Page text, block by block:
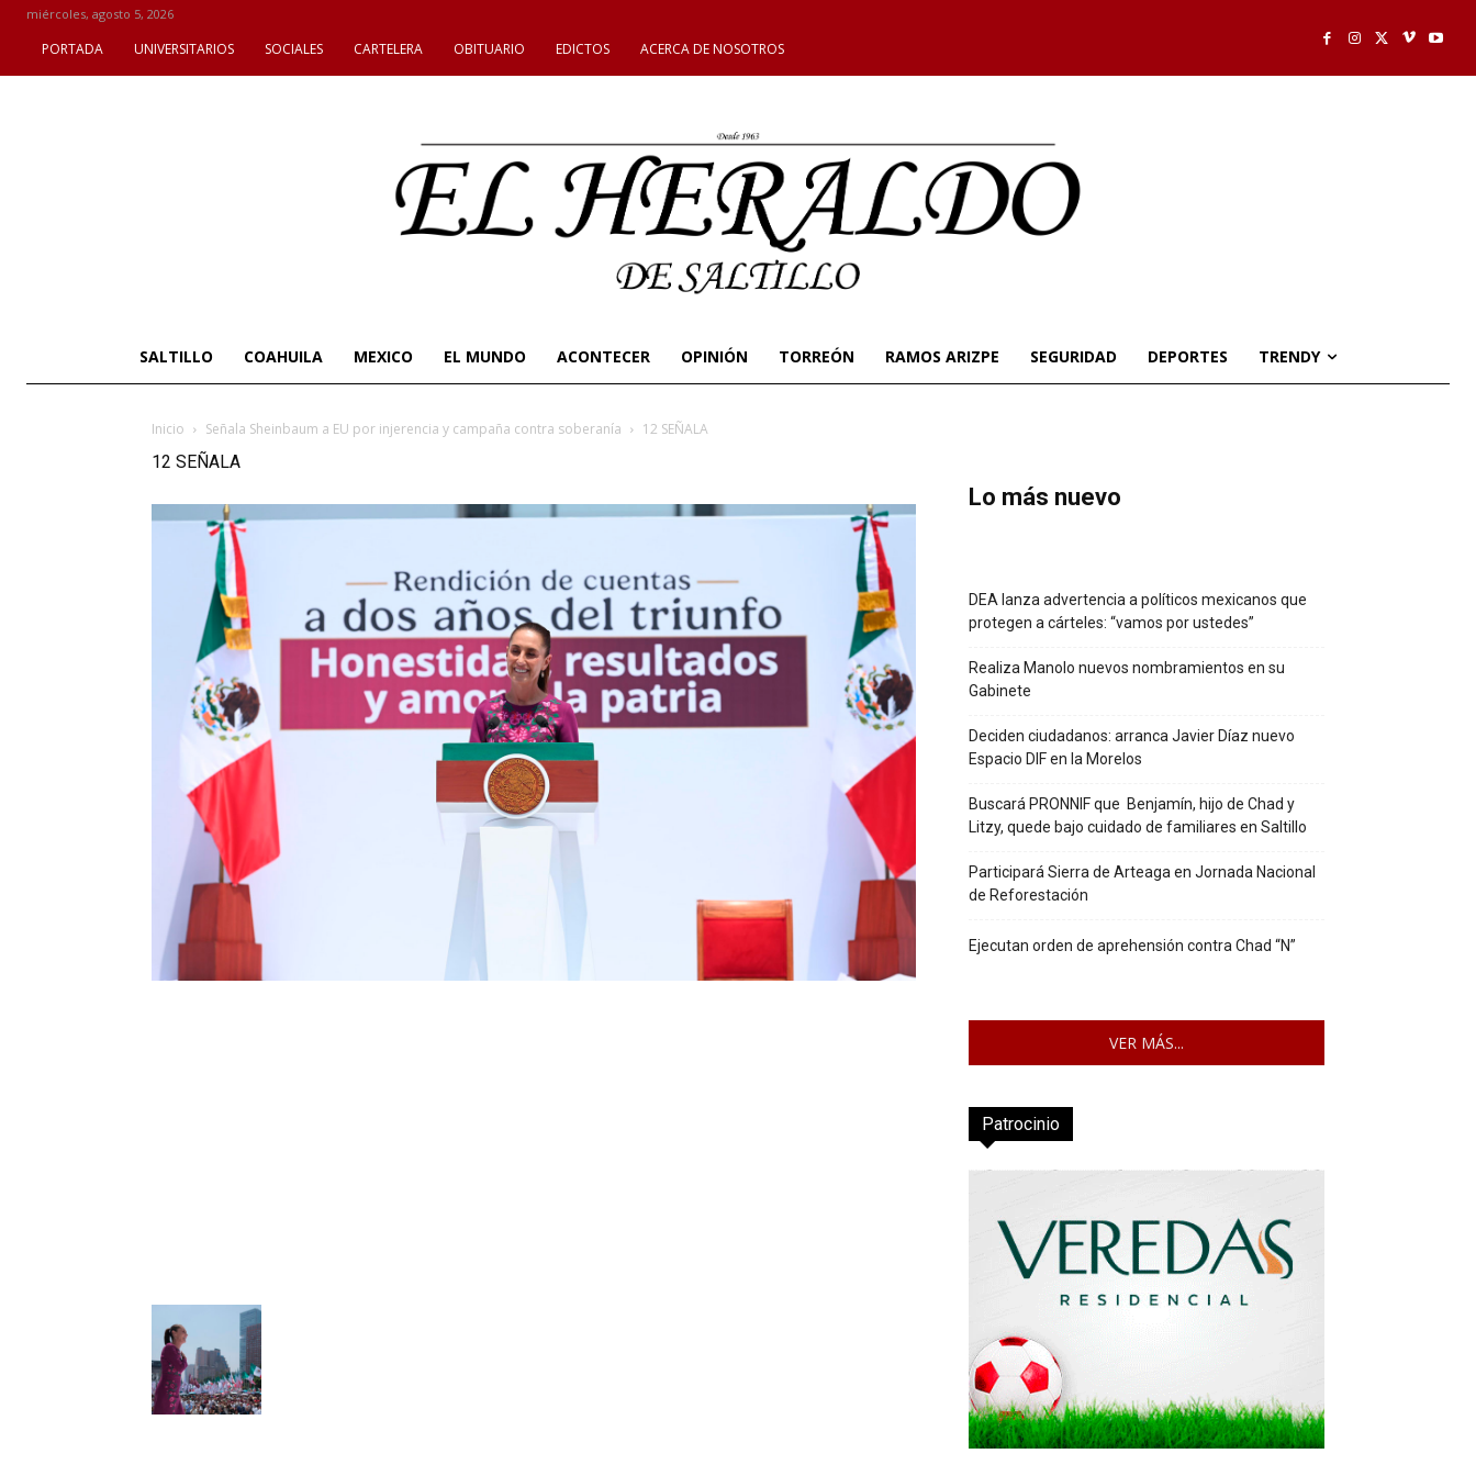
miércoles, agosto 5, 2026
PORTADA UNIVERSITARIOS SOCIALES CARTELERA OBITUARIO EDICTOS ACERCA DE NOSOTROS
SALTILLO COAHUILA MEXICO EL MUNDO ACONTECER OPINIÓN TORREÓN RAMOS ARIZPE SEGURIDAD DEPORTES TRENDY
Inicio Señala Sheinbaum a EU por injerencia y campaña contra soberanía 12 SEÑALA
12 SEÑALA
Lo más nuevo
DEA lanza advertencia a políticos mexicanos que
protegen a cárteles: “vamos por ustedes”
Realiza Manolo nuevos nombramientos en su
Gabinete
Deciden ciudadanos: arranca Javier Díaz nuevo
Espacio DIF en la Morelos
Buscará PRONNIF que Benjamín, hijo de Chad y
Litzy, quede bajo cuidado de familiares en Saltillo
Participará Sierra de Arteaga en Jornada Nacional
de Reforestación
Ejecutan orden de aprehensión contra Chad “N”
VER MÁS...
Patrocinio